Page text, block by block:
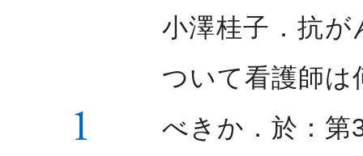
1
小澤桂子．抗が
ついて看護師は
べきか．於：第